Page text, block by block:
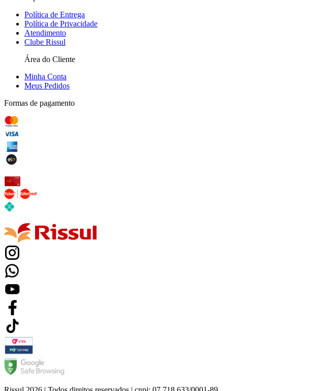
Política de Entrega
Política de Privacidade
Atendimento
Clube Rissul
Área do Cliente
Minha Conta
Meus Pedidos
Formas de pagamento